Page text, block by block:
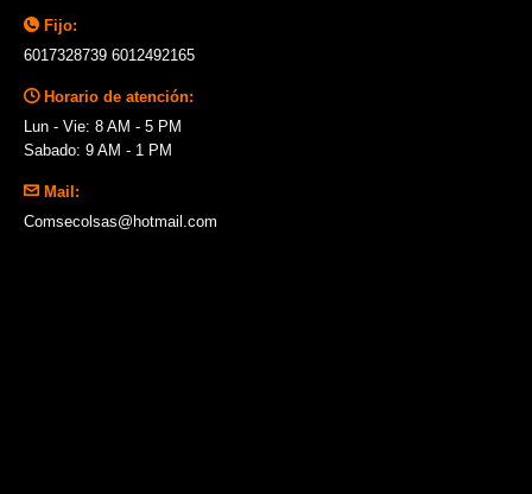
Fijo:
6017328739 6012492165
Horario de atención:
Lun - Vie: 8 AM - 5 PM
Sabado: 9 AM - 1 PM
Mail:
Comsecolsas@hotmail.com